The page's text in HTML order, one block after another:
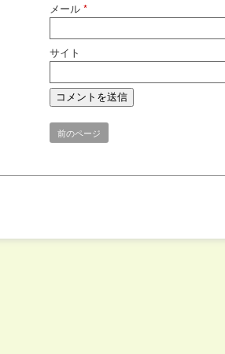
メール *
サイト
前のページ